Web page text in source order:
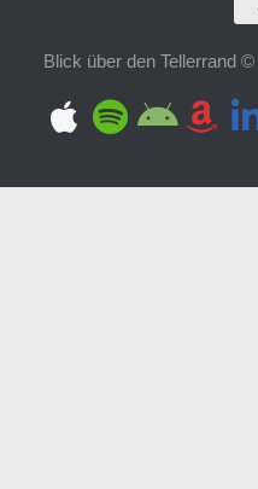
Blick über den Tellerrand